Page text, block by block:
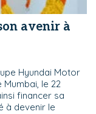
avenir à
Hyundai Motor
le 22
financer sa
à devenir le